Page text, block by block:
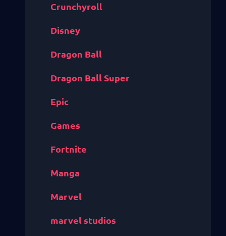
Crunchyroll
Disney
Dragon Ball
Dragon Ball Super
Epic
Games
Fortnite
Manga
Marvel
marvel studios